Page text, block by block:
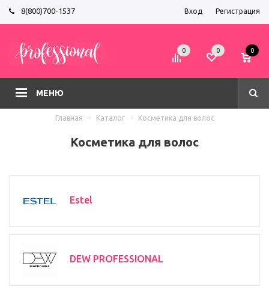
8(800)700-1537 Вход Регистрация
МЕНЮ
0 0 0
Главная - Каталог - Косметика для волос
Косметика для волос
Estel
DEW PROFESSIONAL